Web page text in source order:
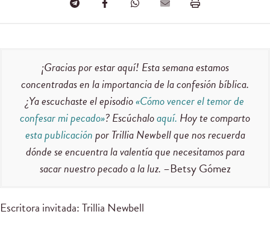
¡Gracias por estar aquí! Esta semana estamos
concentradas en la importancia de la confesión bíblica.
¿Ya escuchaste el episodio«Cómo vencer el temor de
confesar mi pecado»? Escúchaloaquí. Hoy te comparto
esta publicaciónpor Trillia Newbell que nos recuerda
dónde se encuentra la valentía que necesitamos para
sacar nuestro pecado a la luz. –Betsy Gómez
Escritora invitada: Trillia Newbell